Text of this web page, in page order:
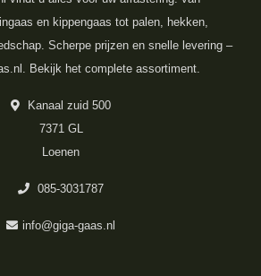
en kippengaas tot palen, hekken,
Scherpe prijzen en snelle levering –
Bekijk het complete assortiment.
Kanaal zuid 500
7371 GL
Loenen
085-3031787
info@giga-gaas.nl